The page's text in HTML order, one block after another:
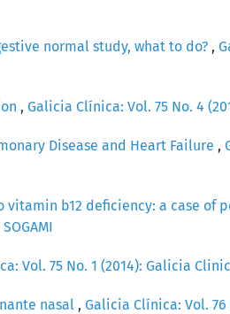
normal study, what to do? ,
, Galicia Clínica: Vol. 75 No. 4
Disease and Heart Failure ,
b12 deficiency: a case of
Vol. 75 No. 1 (2014): Galicia
nasal , Galicia Clínica: Vol.